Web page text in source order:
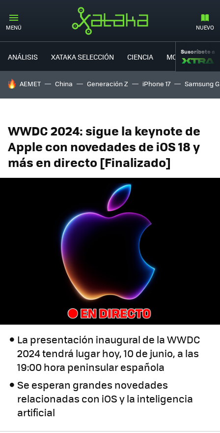
MENÚ NUEVO
ANÁLISIS XATAKA SELECCIÓN CIENCIA MOVILIDAD
Suscríbete a
HOY SE HABLA DE
AEMET China Generación Z iPhone 17 Samsung
WWDC 2024: sigue la keynote de
Apple con novedades de iOS 18 y
más en directo [Finalizado]
La presentación inaugural de la WWDC
2024 tendrá lugar hoy, 10 de junio, a las
19:00 hora peninsular española
Se esperan grandes novedades
relacionadas con iOS y la inteligencia
artificial